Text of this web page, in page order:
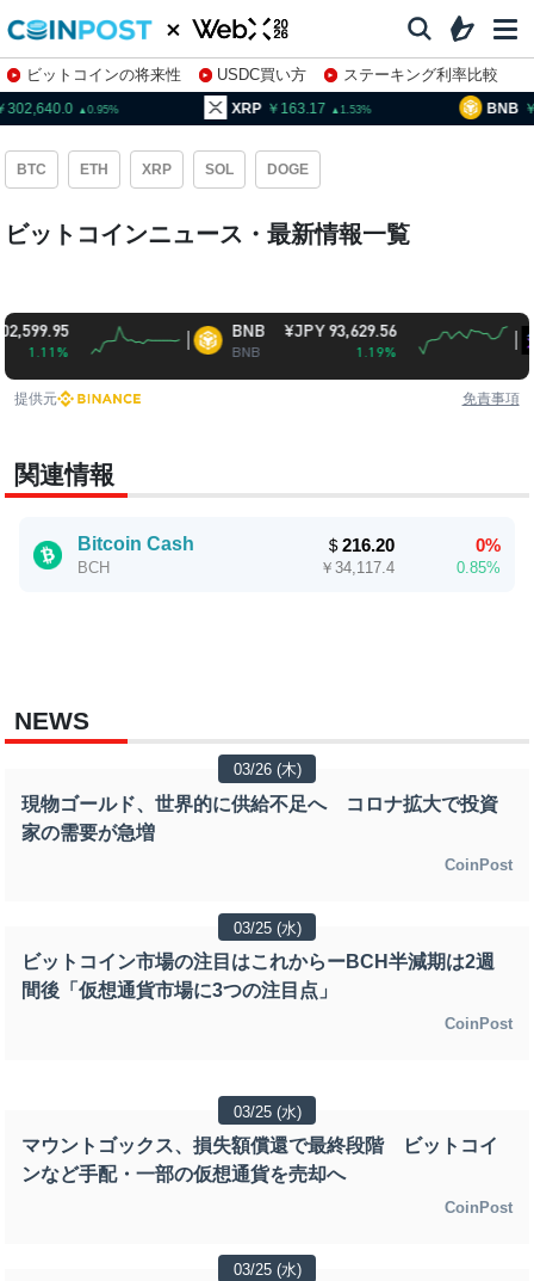
ビットコインの将来性 USDC買い方
ステーキング利率比較
株特集・関連銘柄
0.95 XRP 163.17 1.53 BNB
BTC ETH XRP SOL DOGE
ビットコインニュース・最新情報一覧
BNB
BNB
¥JPY 93,629.56
提供元 免責事項
関連情報
Bitcoin Cash
BCH
＄216.20
￥ 34,117.4
0%
0.85%
NEWS
03/26 (木)
現物ゴールド、世界的に供給不足へ コロナ拡大で投資
家の需要が急増
CoinPost
03/25 (水)
ビットコイン市場の注目はこれからーBCH半減期は2週
間後「仮想通貨市場に3つの注目点」
CoinPost
03/25 (水)
マウントゴックス、損失額償還で最終段階 ビットコイ
ンなど手配・一部の仮想通貨を売却へ
CoinPost
03/25 (水)